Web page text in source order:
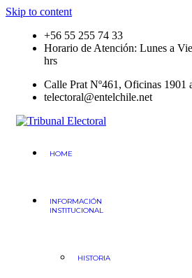
Skip to content
+56 55 255 74 33
Horario de Atención: Lunes a
hrs
Calle Prat Nº461, Oficinas 1901
telectoral@entelchile.net
HOME
INFORMACIÓN
INSTITUCIONAL
HISTORIA